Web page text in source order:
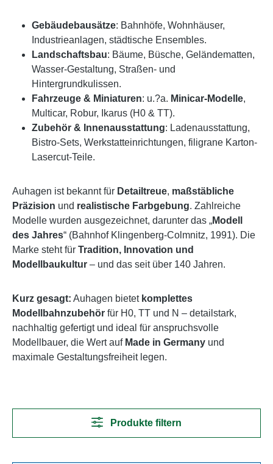
Gebäudebausätze: Bahnhöfe, Wohnhäuser,
Industrieanlagen, städtische Ensembles.
Landschaftsbau: Bäume, Büsche, Geländematten,
Wasser-Gestaltung, Straßen- und
Hintergrundkulissen.
Fahrzeuge & Miniaturen: u.?a. Minicar-Modelle,
Multicar, Robur, Ikarus (H0 & TT).
Zubehör & Innenausstattung: Ladenausstattung,
Bistro-Sets, Werkstatteinrichtungen, filigrane Karton-
Lasercut-Teile.
Auhagen ist bekannt für Detailtreue, maßstäbliche
Präzision und realistische Farbgebung. Zahlreiche
Modelle wurden ausgezeichnet, darunter das „Modell
des Jahres“ (Bahnhof Klingenberg-Colmnitz, 1991). Die
Marke steht für Tradition, Innovation und
Modellbaukultur – und das seit über 140 Jahren.
Kurz gesagt: Auhagen bietet komplettes
Modellbahnzubehör für H0, TT und N – detailstark,
nachhaltig gefertigt und ideal für anspruchsvolle
Modellbauer, die Wert auf Made in Germany und
maximale Gestaltungsfreiheit legen.
Produkte filtern